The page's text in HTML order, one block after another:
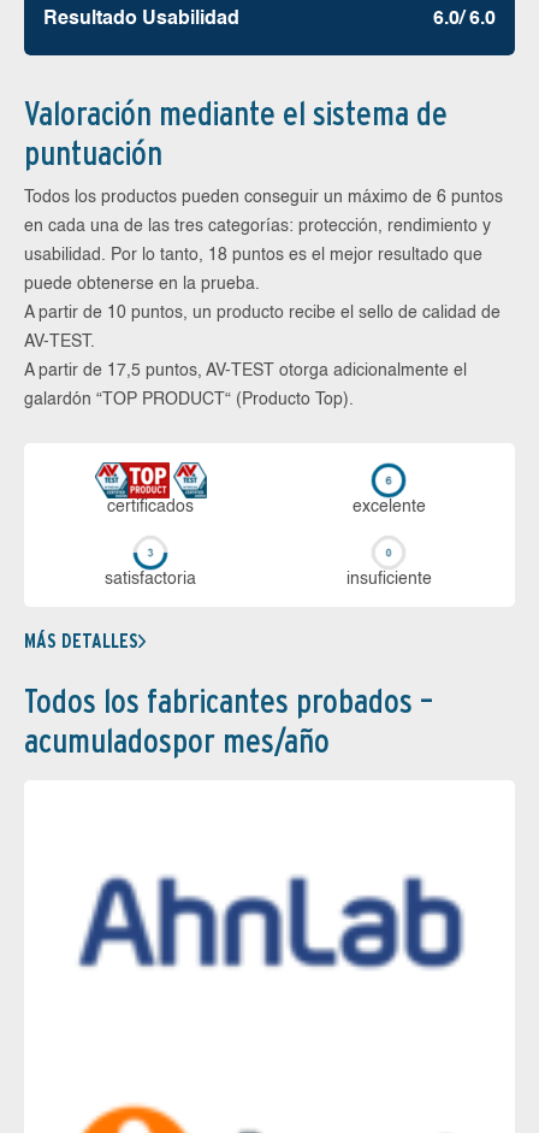
Resultado Usabilidad 6.0/ 6.0
Valoración mediante el sistema de
puntuación
Todos los productos pueden conseguir un máximo de 6 puntos
en cada una de las tres categorías: protección, rendimiento y
usabilidad. Por lo tanto, 18 puntos es el mejor resultado que
puede obtenerse en la prueba.
A partir de 10 puntos, un producto recibe el sello de calidad de
AV-TEST.
A partir de 17,5 puntos, AV-TEST otorga adicionalmente el
galardón “TOP PRODUCT“ (Producto Top).
certi­ficados ex­ce­len­te
sa­tis­fac­to­ria in­su­fi­cien­te
MÁS DETALLES
Todos los fabricantes probados –
acumuladospor mes/año